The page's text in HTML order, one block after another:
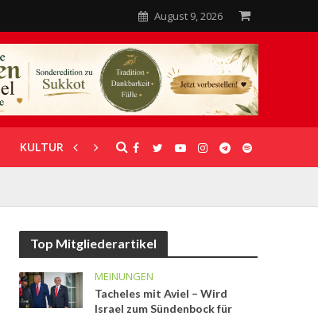
August 9, 2026
KULTUR UNTERSTÜTZUNG
Top Mitgliederartikel
MEINUNGEN
Tacheles mit Aviel – Wird
Israel zum Sündenbock für